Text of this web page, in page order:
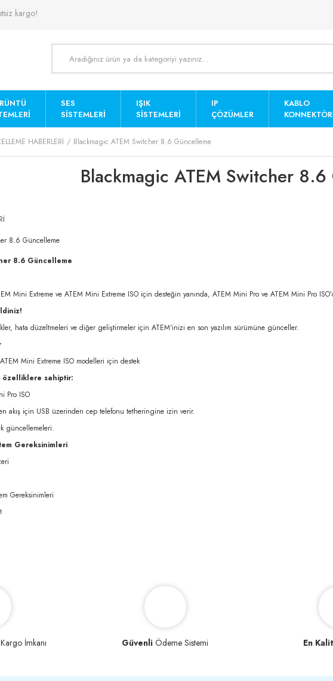
kargo!
SES
SISTEMLERI
IŞIK
SISTEMLERI
IP
ÇÖZÜMLER
KABLO
HABERLERİ Blackmagic ATEM Switcher 8.6 Güncelleme
Blackmagic ATEM Switcher 8.6
8.6 Güncelleme
Mini Extreme ve ATEM Mini Extreme ISO için desteğin yanında, ATEM Mini Pro ve ATEM Mini Pro
hata düzeltmeleri ve diğer geliştirmeler için ATEM'inizi en son yazılım sürümüne günceller.
Mini Extreme ISO modelleri için destek
özelliklere sahiptir:
Pro ISO
akış için USB üzerinden cep telefonu tetheringine izin verir.
güncellemeleri.
Gereksinimleri
Gereksinimleri
Kargo İmkanı Güvenli Ödeme Sistemi En